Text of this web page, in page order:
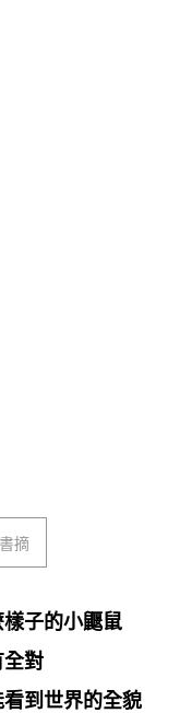
書摘
子的小鼴鼠
全對
到世界的全貌